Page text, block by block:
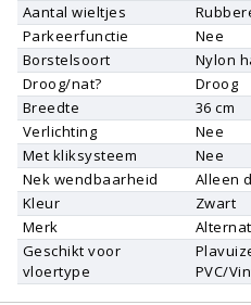
Aantal wieltjes
Parkeerfunctie
Nee
Borstelsoort
Nylon
Droog/nat?
Droog
Breedte
36 cm
Verlichting
Nee
Met kliksysteem
Nee
Nek wendbaarheid
Alleen
Kleur
Zwart
Merk
Geschikt voor
vloertype
PVC/